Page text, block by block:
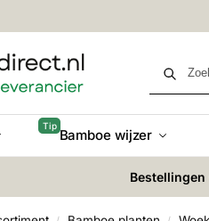
Bamboe wijzer